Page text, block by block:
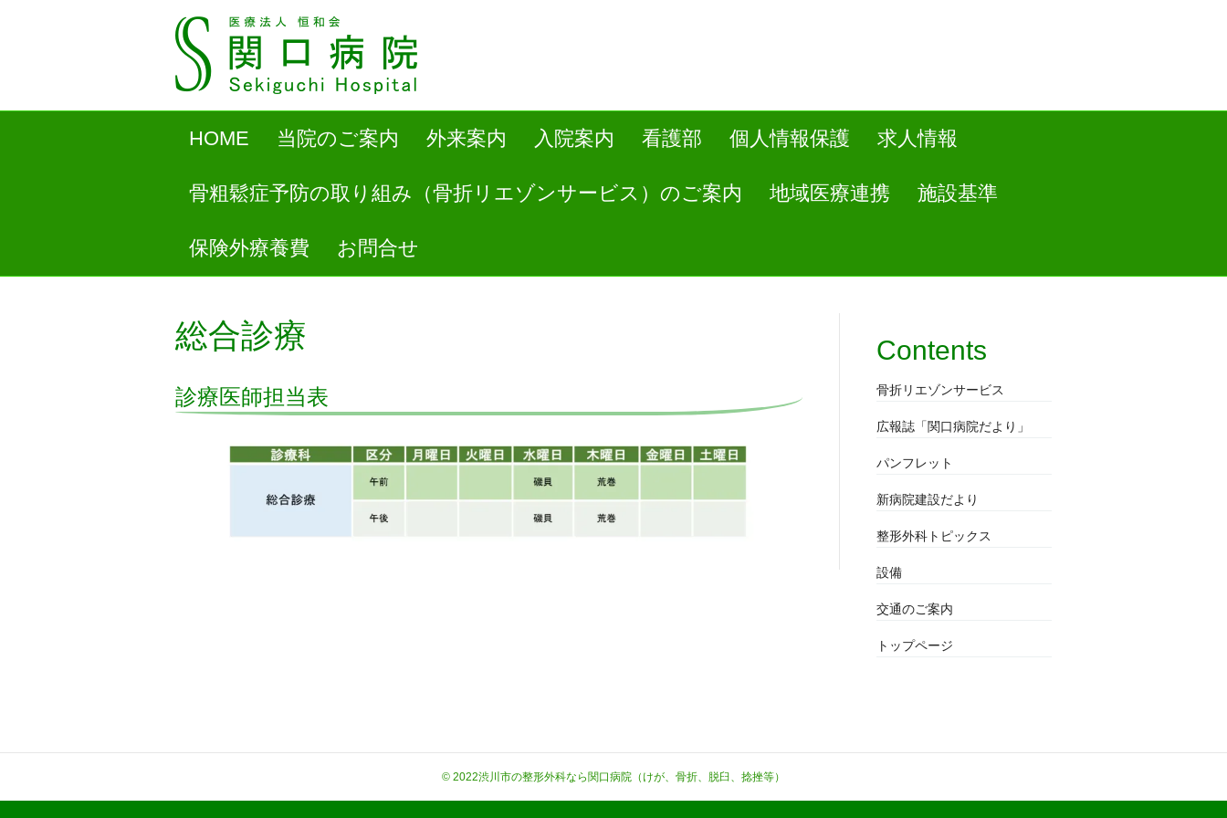
HOME 当院のご案内 外来案内 入院案内 看護部 個人情報保護 求人情報
骨粗鬆症予防の取り組み（骨折リエゾンサービス）のご案内 地域医療連携 施設基準
保険外療養費 お問合せ
総合診療
診療医師担当表
Contents
骨折リエゾンサービス
広報誌「関口病院だより」
パンフレット
新病院建設だより
整形外科トピックス
設備
交通のご案内
トップページ
© 2022渋川市の整形外科なら関口病院（けが、骨折、脱臼、捻挫等）